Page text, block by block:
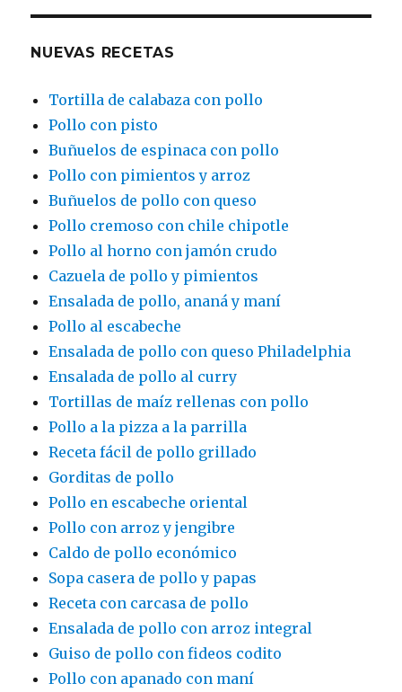
NUEVAS RECETAS
Tortilla de calabaza con pollo
Pollo con pisto
Buñuelos de espinaca con pollo
Pollo con pimientos y arroz
Buñuelos de pollo con queso
Pollo cremoso con chile chipotle
Pollo al horno con jamón crudo
Cazuela de pollo y pimientos
Ensalada de pollo, ananá y maní
Pollo al escabeche
Ensalada de pollo con queso Philadelphia
Ensalada de pollo al curry
Tortillas de maíz rellenas con pollo
Pollo a la pizza a la parrilla
Receta fácil de pollo grillado
Gorditas de pollo
Pollo en escabeche oriental
Pollo con arroz y jengibre
Caldo de pollo económico
Sopa casera de pollo y papas
Receta con carcasa de pollo
Ensalada de pollo con arroz integral
Guiso de pollo con fideos codito
Pollo con apanado con maní